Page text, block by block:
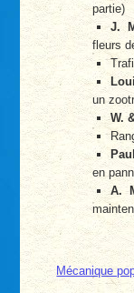
partie)
J.
fleurs
un
W.
en
A.
Mécanique